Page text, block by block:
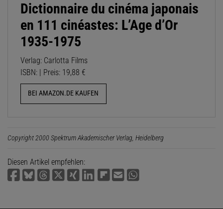
Dictionnaire du cinéma japonais
en 111 cinéastes: L’Age d’Or
1935-1975
Verlag: Carlotta Films
ISBN: | Preis: 19,88 €
BEI AMAZON.DE KAUFEN
Copyright 2000 Spektrum Akademischer Verlag, Heidelberg
Diesen Artikel empfehlen: